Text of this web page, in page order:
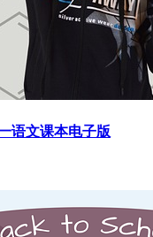
语文课本电子版